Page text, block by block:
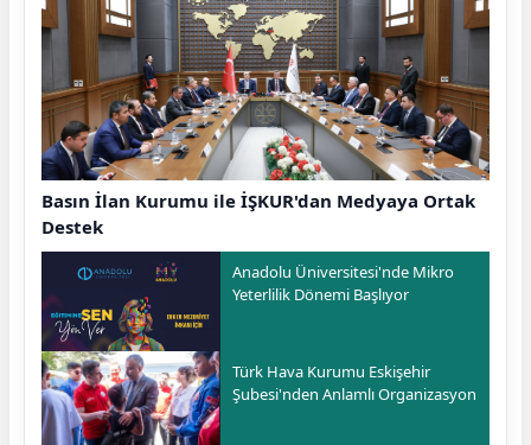
Basın İlan Kurumu ile İŞKUR'dan Medyaya Ortak
Destek
Anadolu Üniversitesi'nde Mikro
Yeterlilik Dönemi Başlıyor
Türk Hava Kurumu Eskişehir
Şubesi'nden Anlamlı Organizasyon